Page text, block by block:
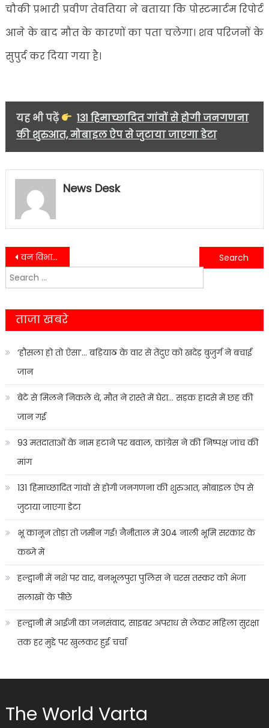
चौकी प्रभारी प्रवीण तेवतिया ने बताया कि पोस्टमार्टम रिपोर्ट
आने के बाद मौत के कारणों का पता चलेगा। शव परिजनों के
सुपुर्द कर दिया गया है।
यह भी पढ़ें
131 हिमाच्छादित गांवों से होगी जनगणना
की शुरुआत, मोबाइल ऐप से जुटाया जाएगा डेटा
News Desk
Post
navigation
वन विभाग टीम ने की बड़ी कार्रवाई, अवैध लकड़ी तस्करी में लिप्त तीन वाहन पकड़े…….
जिलाधिकारी ने कलेक्ट्रेट सभागार में ली जिला स्तरीय पुनरीक्षण समिति की बैठक……
Search
for:
ताजा खबरे
‘हौसला हो तो ऐसा’… बड़ियाठ के वार से तेंदुए को खदेड़ बुजुर्ग ने बचाई
जान
बेटे से मिलने निकले थे, मौत ने रास्ते में घेरा… सड़क हादसे में छह की
जान गई
93 मतदाताओं के नाम हटाने पर बवाल, कांग्रेस ने की निष्पक्ष जांच की
मांग
131 हिमाच्छादित गांवों से होगी जनगणना की शुरुआत, मोबाइल ऐप से
जुटाया जाएगा डेटा
भू कानून तोड़ा तो जमीन गई! नैनीताल में 304 नाली भूमि सरकार के
कब्जे में
हल्द्वानी में नशे पर वार, बनभूलपुरा पुलिस ने चरस तस्कर को भेजा
सलाखों के पीछे
हल्द्वानी में आईजी का जनसंवाद, साइबर अपराध से लेकर महिला सुरक्षा
तक हर मुद्दे पर खुलकर हुई चर्चा
The World Varta